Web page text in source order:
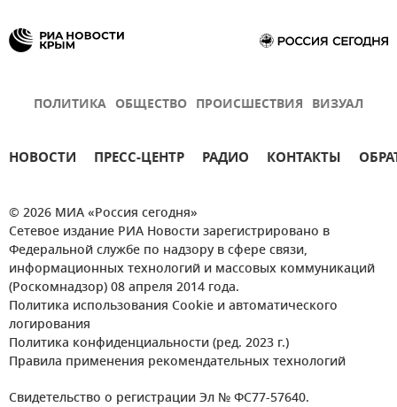
ПОЛИТИКА ОБЩЕСТВО ПРОИСШЕСТВИЯ ВИЗУАЛ
НОВОСТИ ПРЕСС-ЦЕНТР РАДИО КОНТАКТЫ
© 2026 МИА «Россия сегодня»
Сетевое издание РИА Новости зарегистрировано в
Федеральной службе по надзору в сфере связи,
информационных технологий и массовых коммуникаций
(Роскомнадзор) 08 апреля 2014 года.
Политика использования Cookie и автоматического
логирования
Политика конфиденциальности (ред. 2023 г.)
Правила применения рекомендательных технологий
Свидетельство о регистрации Эл № ФС77-57640.